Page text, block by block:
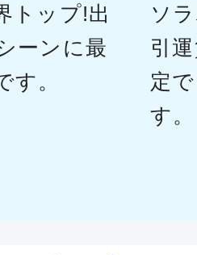
トップ!出
ーンに最
す。
ソ
引
定
す。